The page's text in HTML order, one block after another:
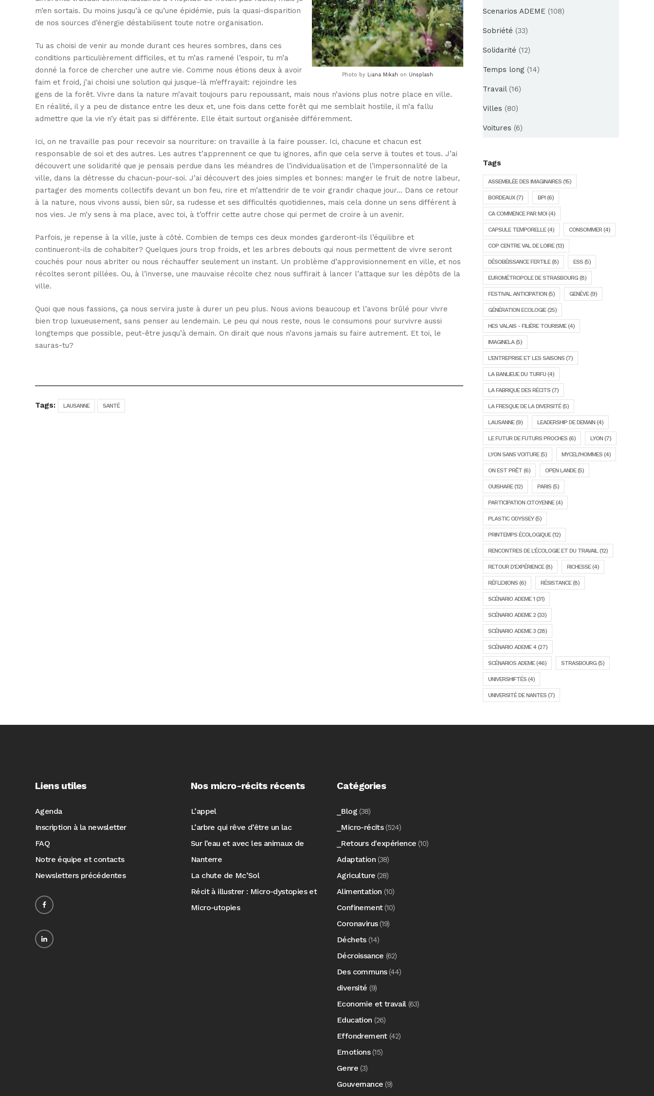
Photo by Liana Mikah on Unsplash
m’en sortais. Du moins jusqu’à ce qu’une épidémie, puis la quasi-disparition
de nos sources d’énergie déstabilisent toute notre organisation.
Tu as choisi de venir au monde durant ces heures sombres, dans ces
conditions particulièrement difficiles, et tu m’as ramené l’espoir, tu m’a
donné la force de chercher une autre vie. Comme nous étions deux à avoir
faim et froid, j’ai choisi une solution qui jusque-là m’effrayait: rejoindre les
gens de la forêt. Vivre dans la nature m’avait toujours paru repoussant, mais nous n’avions plus notre place en ville.
En réalité, il y a peu de distance entre les deux et, une fois dans cette forêt qui me semblait hostile, il m’a fallu
admettre que la vie n’y était pas si différente. Elle était surtout organisée différemment.
Ici, on ne travaille pas pour recevoir sa nourriture: on travaille à la faire pousser. Ici, chacune et chacun est
responsable de soi et des autres. Les autres t’apprennent ce que tu ignores, afin que cela serve à toutes et tous. J’ai
découvert une solidarité que je pensais perdue dans les méandres de l’individualisation et de l’impersonnalité de la
ville, dans la détresse du chacun-pour-soi. J’ai découvert des joies simples et bonnes: manger le fruit de notre labeur,
partager des moments collectifs devant un bon feu, rire et m’attendrir de te voir grandir chaque jour… Dans ce retour
à la nature, nous vivons aussi, bien sûr, sa rudesse et ses difficultés quotidiennes, mais cela donne un sens différent à
nos vies. Je m’y sens à ma place, avec toi, à t’offrir cette autre chose qui permet de croire à un avenir.
Parfois, je repense à la ville, juste à côté. Combien de temps ces deux mondes garderont-ils l’équilibre et
continueront-ils de cohabiter? Quelques jours trop froids, et les arbres debouts qui nous permettent de vivre seront
couchés pour nous abriter ou nous réchauffer seulement un instant. Un problème d’approvisionnement en ville, et nos
récoltes seront pillées. Ou, à l’inverse, une mauvaise récolte chez nous suffirait à lancer l’attaque sur les dépôts de la
ville.
Quoi que nous fassions, ça nous servira juste à durer un peu plus. Nous avions beaucoup et l’avons brûlé pour vivre
bien trop luxueusement, sans penser au lendemain. Le peu qui nous reste, nous le consumons pour survivre aussi
longtemps que possible, peut-être jusqu’à demain. On dirait que nous n’avons jamais su faire autrement. Et toi, le
sauras-tu?
Tags: LAUSANNE SANTÉ
Scenarios ADEME (108)
Sobriété (33)
Solidarité (12)
Temps long (14)
Travail(16)
Villes (80)
Voitures (6)
Tags
ASSEMBLÉE DES IMAGINAIRES (15)
BORDEAUX(7) BPI (6)
CA COMMENCE PAR MOI (4)
CAPSULE TEMPORELLE(4) CONSOMMER(4)
COP CENTRE VAL DE LOIRE(13)
DÉSOBÉISSANCE FERTILE(8) ESS (5)
EUROMÉTROPOLE DE STRASBOURG (8)
FESTIVAL ANTICIPATION (5) GENÈVE(9)
GÉNÉRATION ECOLOGIE(25)
HES VALAIS - FILIÈRE TOURISME(4)
IMAGINELA(5)
L'ENTREPRISE ET LES SAISONS (7)
LA BANLIEUE DU TURFU (4)
LA FABRIQUE DES RÉCITS (7)
LA FRESQUE DE LA DIVERSITÉ(5)
LAUSANNE(9) LEADERSHIP DE DEMAIN (4)
LE FUTUR DE FUTURS PROCHES (6) LYON (7)
LYON SANS VOITURE(5) MYCELI'HOMMES (4)
ON EST PRÊT (6) OPEN LANDE(5)
OUISHARE(12) PARIS (5)
PARTICIPATION CITOYENNE(4)
PLASTIC ODYSSEY(5)
PRINTEMPS ÉCOLOGIQUE(12)
RENCONTRES DE L'ÉCOLOGIE ET DU TRAVAIL(12)
RETOUR D'EXPÉRIENCE(8) RICHESSE(4)
RÉFLEXIONS (6) RÉSISTANCE(8)
SCÉNARIO ADEME 1 (31)
SCÉNARIO ADEME 2 (33)
SCÉNARIO ADEME 3 (28)
SCÉNARIO ADEME 4(27)
SCÉNARIOS ADEME(46) STRASBOURG (5)
UNIVERSHIFTÉS (4)
UNIVERSITÉ DE NANTES (7)
Liens utiles
Agenda
Inscription à la newsletter
FAQ
Notre équipe et contacts
Newsletters précédentes
Nos micro-récits récents
L’appel
L’arbre qui rêve d’être un lac
Sur l’eau et avec les animaux de
Nanterre
La chute de Mc’Sol
Récit à illustrer : Micro-dystopies et
Micro-utopies
Catégories
_Blog (38)
_Micro-récits(524)
_Retours d'expérience (10)
Adaptation (38)
Agriculture (28)
Alimentation (10)
Confinement(10)
Coronavirus(19)
Déchets(14)
Décroissance (62)
Des communs(44)
diversité (9)
Economie et travail(63)
Education (26)
Effondrement(42)
Emotions(15)
Genre (3)
Gouvernance (9)